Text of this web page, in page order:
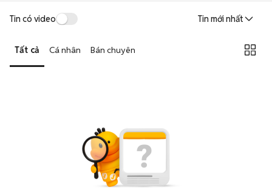
Tin có video Tin mới nhất
Tất cả Cá nhân Bán chuyên